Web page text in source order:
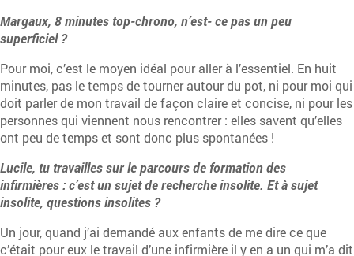
Margaux, 8 minutes top-chrono, n’est- ce pas un peu
superficiel ?
Pour moi, c’est le moyen idéal pour aller à l’essentiel. En huit
minutes, pas le temps de tourner autour du pot, ni pour moi qui
doit parler de mon travail de façon claire et concise, ni pour les
personnes qui viennent nous rencontrer : elles savent qu’elles
ont peu de temps et sont donc plus spontanées !
Lucile, tu travailles sur le parcours de formation des
infirmières : c’est un sujet de recherche insolite. Et à sujet
insolite, questions insolites ?
Un jour, quand j’ai demandé aux enfants de me dire ce que
c’était pour eux le travail d’une infirmière il y en a un qui m’a dit